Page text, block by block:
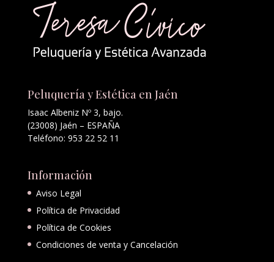
Peluquería y Estética en Jaén
Isaac Albeniz Nº 3, bajo.
(23008) Jaén – ESPAÑA
Teléfono: 953 22 52 11
Información
Aviso Legal
Política de Privacidad
Política de Cookies
Condiciones de venta y Cancelación